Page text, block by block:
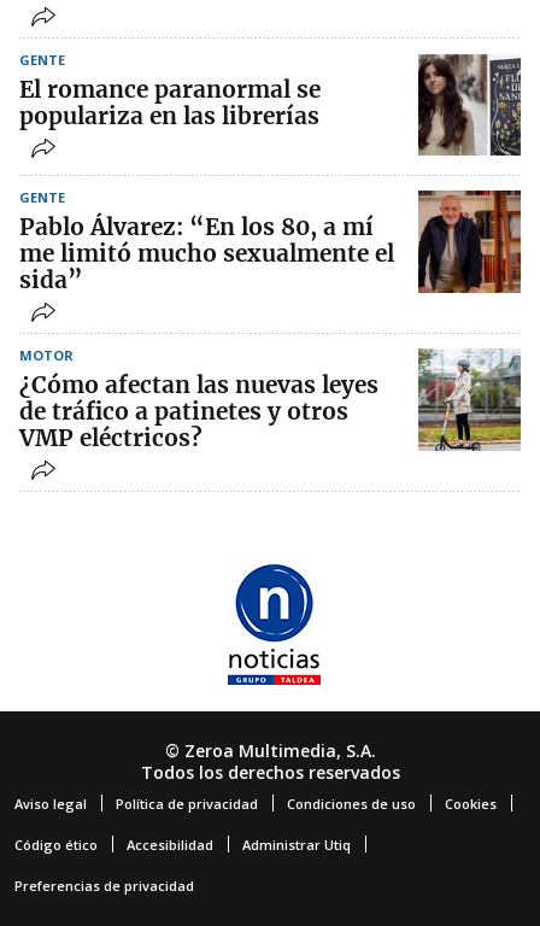
GENTE
El romance paranormal se
populariza en las librerías
GENTE
Pablo Álvarez: “En los 80, a mí
me limitó mucho sexualmente el
sida”
MOTOR
¿Cómo afectan las nuevas leyes
de tráfico a patinetes y otros
VMP eléctricos?
© Zeroa Multimedia, S.A.
Todos los derechos reservados
Aviso legal Política de privacidad Condiciones de uso Cookies
Código ético Accesibilidad Administrar Utiq
Preferencias de privacidad